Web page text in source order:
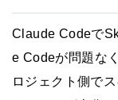
Claude Codeで
e Codeが問題な
ロジェクト側で